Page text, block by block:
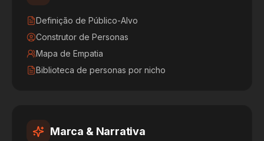
Definição de Público-Alvo
Construtor de Personas
Mapa de Empatia
Biblioteca de personas por nicho
Marca & Narrativa